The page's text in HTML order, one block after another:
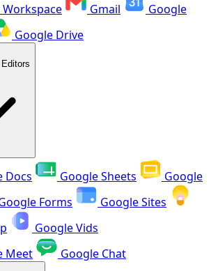
Workspace Gmail
Google
Google Drive
Docs Google Sheets
Google
Forms
Google Sites
Google Vids
Meet
Google Chat